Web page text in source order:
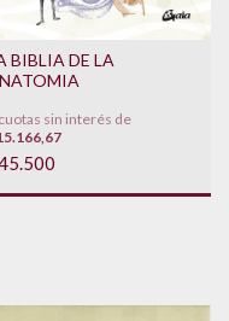
BIBLIA DE LA
cuotas sin interés de